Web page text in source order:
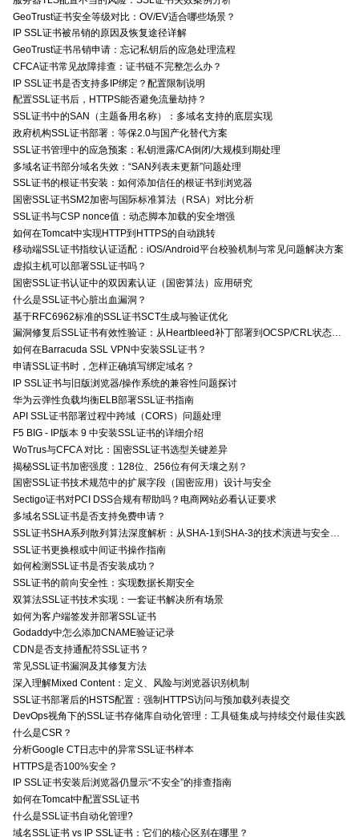
GeoTrust证书安全等级对比：OV/EV适合哪些场景？
IP SSL证书被吊销的原因及恢复途径详解
GeoTrust证书吊销申请：忘记私钥后的应急处理流程
CFCA证书常见故障排查：证书链不完整怎么办？
IP SSL证书是否支持多IP绑定？配置限制说明
配置SSL证书后，HTTPS能否避免流量劫持？
SSL证书中的SAN（主题备用名称）：多域名支持的底层实现
政府机构SSL证书部署：等保2.0与国产化替代方案
SSL证书管理中的应急预案：私钥泄露/CA倒闭/大规模到期处理
多域名证书部分域名失效：“SAN列表未更新”问题处理
SSL证书的根证书安装：如何添加信任的根证书到浏览器
国密SSL证书SM2加密与国际标准算法（RSA）对比分析
SSL证书与CSP nonce值：动态脚本加载的安全增强
如何在Tomcat中实现HTTP到HTTPS的自动跳转
移动端SSL证书指纹认证适配：iOS/Android平台校验机制与常见问题解决方案
虚拟主机可以部署SSL证书吗？
国密SSL证书认证中的双因素认证（国密算法）应用研究
什么是SSL证书心脏出血漏洞？
基于RFC6962标准的SSL证书SCT生成与验证优化
漏洞修复后SSL证书有效性验证：从Heartbleed补丁部署到OCSP/CRL状态检查的全链路确认方法
如何在Barracuda SSL VPN中安装SSL证书？
申请SSL证书时，怎样正确填写绑定域名？
IP SSL证书与旧版浏览器/操作系统的兼容性问题探讨
华为云弹性负载均衡ELB部署SSL证书指南
API SSL证书部署过程中跨域（CORS）问题处理
F5 BIG - IP版本 9 中安装SSL证书的详细介绍
WoTrus与CFCA 对比：国密SSL证书选型关键差异
揭秘SSL证书加密强度：128位、256位有何天壤之别？
国密SSL证书技术规范中的扩展字段（国密应用）设计与安全
Sectigo证书对PCI DSS合规有帮助吗？电商网站必看认证要求
多域名SSL证书是否支持免费申请？
SSL证书更换根或中间证书操作指南
如何检测SSL证书是否安装成功？
SSL证书的前向安全性：实现数据长期安全
双算法SSL证书技术实现：一套证书解决所有场景
如何为客户端签发并部署SSL证书
Godaddy中怎么添加CNAME验证记录
CDN是否支持通配符SSL证书？
常见SSL证书漏洞及其修复方法
深入理解Mixed Content：定义、风险与浏览器识别机制
SSL证书部署后的HSTS配置：强制HTTPS访问与预加载列表提交
DevOps视角下的SSL证书存储库自动化管理：工具链集成与持续交付最佳实践
什么是CSR？
分析Google CT日志中的异常SSL证书样本
HTTPS是否100%安全？
IP SSL证书安装后浏览器仍显示“不安全”的排查指南
如何在Tomcat中配置SSL证书
什么是SSL证书自动化管理?
域名SSL证书 vs IP SSL证书：它们的核心区别在哪里？